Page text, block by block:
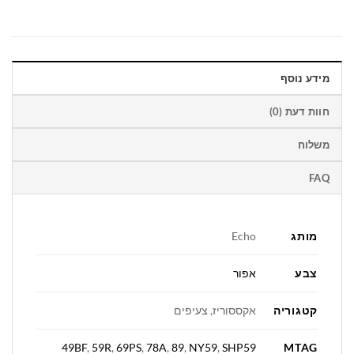
מידע נוסף
חוות דעת (0)
משלוח
FAQ
מותג Echo
צבע אפור
קטגוריה אקססוריז, צעיפים
MTAG
49BF, 59R, 69PS, 78A, 89, NY59, SHP59